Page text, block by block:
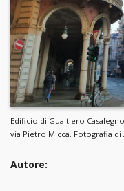
Edificio di Gualtiero
via Pietro Micca. Fotografia
Autore: